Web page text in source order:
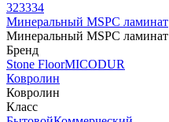
323334
Минеральный MSPC ламинат
Минеральный MSPC ламинат
Бренд
Stone FloorMICODUR
Ковролин
Ковролин
Класс